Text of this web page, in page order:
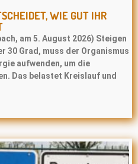
WIE GUT IHR
am 5. August 2026) Steigen
30 Grad, muss der Organismus
aufwenden, um die
Das belastet Kreislauf und